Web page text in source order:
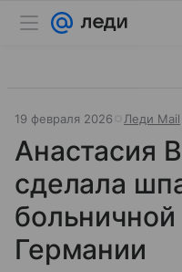
19 февраля 2026 Леди Mail
Анастасия
сделала
больничной
Германии